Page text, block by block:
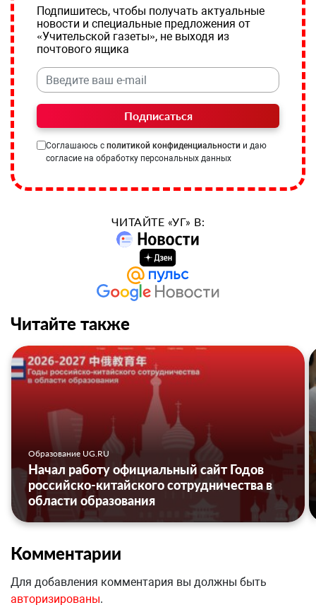
Подпишитесь, чтобы получать актуальные
новости и специальные предложения от
«Учительской газеты», не выходя из
почтового ящика
Подписаться
Соглашаюсь с политикой конфиденциальности и даю
согласие на обработку персональных данных
ЧИТАЙТЕ «УГ» В:
Читайте также
Образование UG.RU
Начал работу официальный сайт Годов
российско-китайского сотрудничества в
области образования
Комментарии
Для добавления комментария вы должны быть
авторизированы.